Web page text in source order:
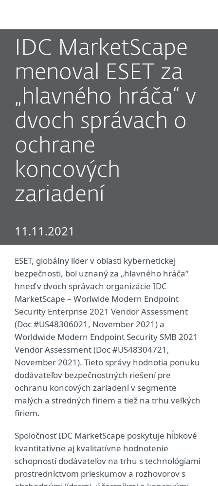
IDC MarketScape
menoval ESET za
„hlavného hráča“ v
dvoch správach o
ochrane
koncových
zariadení
11.11.2021
ESET, globálny líder v oblasti kybernetickej
bezpečnosti, bol uznaný za „hlavného hráča“
hneď v dvoch správach organizácie IDC
MarketScape – Worlwide Modern Endpoint
Security Enterprise 2021 Vendor Assessment
(Doc #US48306021, November 2021) a
Worldwide Modern Endpoint Security SMB 2021
Vendor Assessment (Doc #US48304721,
November 2021). Tieto správy hodnotia ponuku
dodávateľov bezpečnostných riešení pre
ochranu koncových zariadení v segmente
malých a stredných firiem a tiež na trhu veľkých
firiem.
Spoločnosť IDC MarketScape poskytuje hĺbkové
kvantitatívne aj kvalitatívne hodnotenie
schopností dodávateľov na trhu s technológiami
prostredníctvom prieskumov a rozhovorov s